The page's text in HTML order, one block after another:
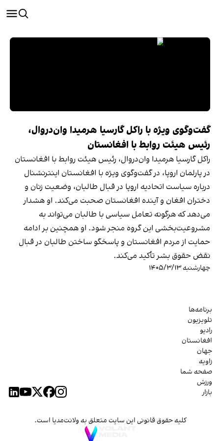
گفت‌وگوی ویژه با راکل گارسیا هرمیدا وان‌در‌وال،
رئیس هیئت روابط با افغانستان
راکل گارسیا هرمیدا وان‌در‌وال، رئیس هیئت روابط با افغانستان
در پارلمان اروپا، در گفت‌وگوی ویژه با افغانستان اینترنشنال
درباره سیاست اتحادیه اروپا در قبال طالبان، وضعیت زنان و
دختران افغان و آینده افغانستان صحبت می‌کند. او هشدار
می‌دهد که هرگونه تعامل سیاسی با طالبان می‌تواند به
مشروعیت‌بخشی این گروه منجر شود. او همچنین بر ادامه
حمایت از مردم افغانستان و پاسخگو ساختن طالبان در قبال
نقض حقوق بشر تأکید می‌کند.
چهارشنبه ۱۴۰۵/۳/۱۳
برنامه‌ها
تلویزیون
رادیو
افغانستان
جهان
زاویه
صفحه شما
ورزش
بازار
کلیه حقوق قانونی این سایت متعلق به ولانت‌مدیا است.